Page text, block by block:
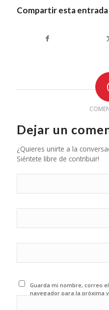
Compartir esta entrada
Dejar un
¿Quieres unirte a la
Siéntete libre de contribuir!
Guarda mi nombre, correo
navegador para la próxima